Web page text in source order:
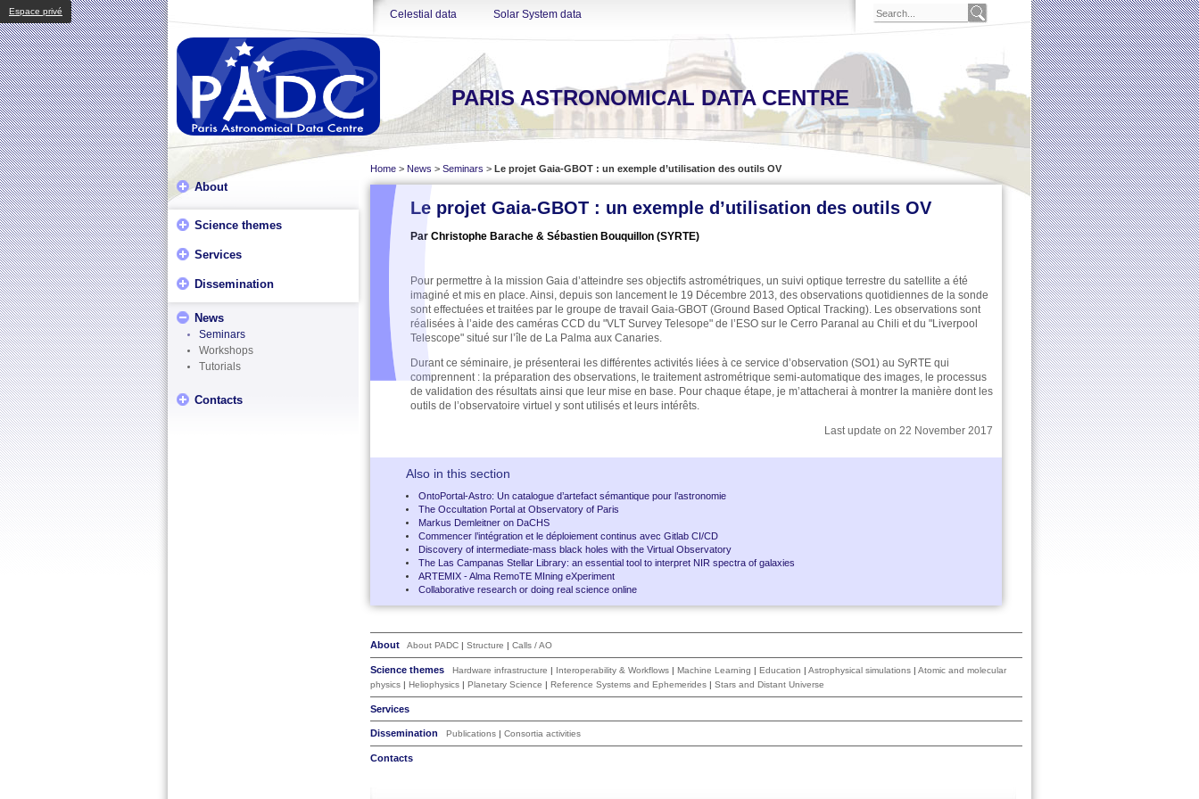
Espace privé Celestial data Solar System data
PARIS ASTRONOMICAL DATA CENTRE
About
Science themes
Services
Dissemination
News
Seminars
Workshops
Tutorials
Contacts
Home > News > Seminars > Le projet Gaia-GBOT : un exemple d’utilisation des outils OV
Le projet Gaia-GBOT : un exemple d’utilisation des outils OV
Par Christophe Barache & Sébastien Bouquillon (SYRTE)
Pour permettre à la mission Gaia d’atteindre ses objectifs astrométriques, un suivi optique terrestre du satellite a été
imaginé et mis en place. Ainsi, depuis son lancement le 19 Décembre 2013, des observations quotidiennes de la sonde
sont effectuées et traitées par le groupe de travail Gaia-GBOT (Ground Based Optical Tracking). Les observations sont
réalisées à l’aide des caméras CCD du "VLT Survey Telesope" de l’ESO sur le Cerro Paranal au Chili et du "Liverpool
Telescope" situé sur l’île de La Palma aux Canaries.
Durant ce séminaire, je présenterai les différentes activités liées à ce service d’observation (SO1) au SyRTE qui
comprennent : la préparation des observations, le traitement astrométrique semi-automatique des images, le processus
de validation des résultats ainsi que leur mise en base. Pour chaque étape, je m’attacherai à montrer la manière dont les
outils de l’observatoire virtuel y sont utilisés et leurs intérêts.
Last update on 22 November 2017
Also in this section
OntoPortal-Astro: Un catalogue d’artefact sémantique pour l’astronomie
The Occultation Portal at Observatory of Paris
Markus Demleitner on DaCHS
Commencer l’intégration et le déploiement continus avec Gitlab CI/CD
Discovery of intermediate-mass black holes with the Virtual Observatory
The Las Campanas Stellar Library: an essential tool to interpret NIR spectra of galaxies
ARTEMIX - Alma RemoTE MIning eXperiment
Collaborative research or doing real science online
About About PADC | Structure | Calls / AO
Science themes Hardware infrastructure | Interoperability & Workflows | Machine Learning | Education | Astrophysical simulations | Atomic and molecular
physics | Heliophysics | Planetary Science | Reference Systems and Ephemerides | Stars and Distant Universe
Services
Dissemination Publications | Consortia activities
Contacts